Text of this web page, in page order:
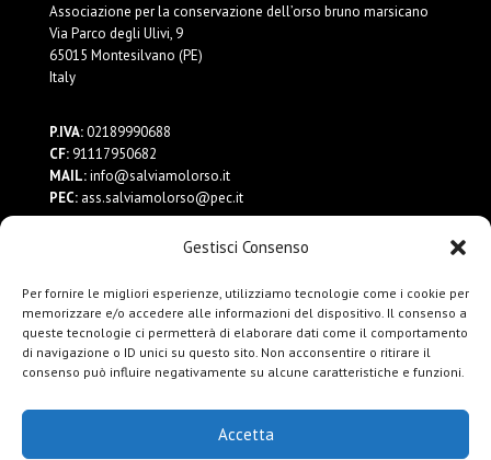
Gestisci Consenso
Per fornire le migliori esperienze, utilizziamo tecnologie come i cookie per
memorizzare e/o accedere alle informazioni del dispositivo. Il consenso a
queste tecnologie ci permetterà di elaborare dati come il comportamento
di navigazione o ID unici su questo sito. Non acconsentire o ritirare il
consenso può influire negativamente su alcune caratteristiche e funzioni.
Accetta
Associazione per la conservazione dell’orso bruno marsicano
Via Parco degli Ulivi, 9
65015 Montesilvano (PE)
Italy
P.IVA:02189990688
CF:91117950682
MAIL:info@salviamolorso.it
PEC:ass.salviamolorso@pec.it
Privacy Policy